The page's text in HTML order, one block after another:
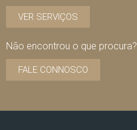
VER SERVIÇOS
Não encontrou o que procura?
FALE CONNOSCO